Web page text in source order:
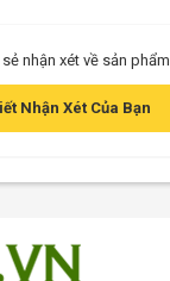
sẻ nhận xét về sản phẩm
Nhận Xét Của Bạn